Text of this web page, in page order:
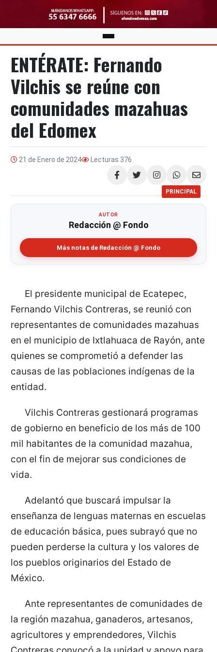
ENTÉRATE: Fernando
Vilchis se reúne con
comunidades mazahuas
del Edomex
21 de Enero de 2024 Lecturas 376
Compartir
PRINCIPAL
AUTOR
Redacción @ Fondo
Más notas de Redacción @ Fondo
El presidente municipal de Ecatepec,
Fernando Vilchis Contreras, se reunió con
representantes de comunidades mazahuas
en el municipio de Ixtlahuaca de Rayón, ante
quienes se comprometió a defender las
causas de las poblaciones indígenas de la
entidad.
Vilchis Contreras gestionará programas
de gobierno en beneficio de los más de 100
mil habitantes de la comunidad mazahua,
con el fin de mejorar sus condiciones de
vida.
Adelantó que buscará impulsar la
enseñanza de lenguas maternas en escuelas
de educación básica, pues subrayó que no
pueden perderse la cultura y los valores de
los pueblos originarios del Estado de
México.
Ante representantes de comunidades de
la región mazahua, ganaderos, artesanos,
agricultores y emprendedores, Vilchis